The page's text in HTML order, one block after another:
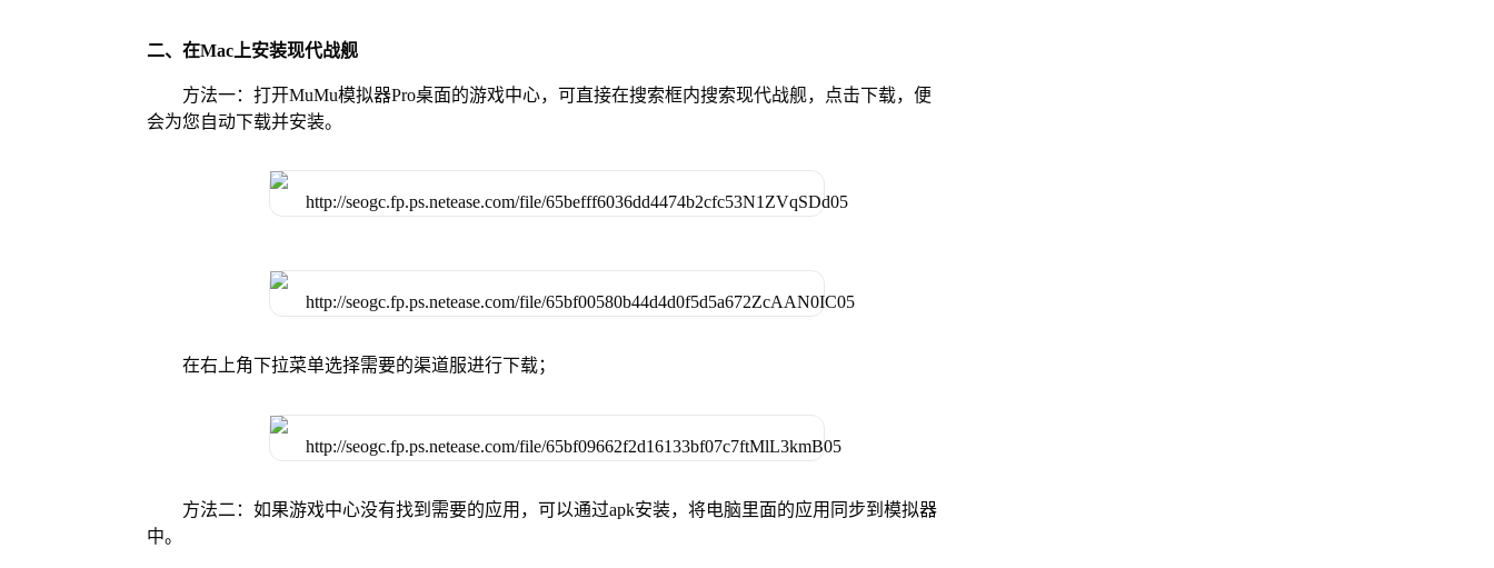
二、在Mac上安装现代战舰
方法一：打开MuMu模拟器Pro桌面的游戏中心，可直接在搜索框内搜索现代战舰，点击下载，便
会为您自动下载并安装。
在右上角下拉菜单选择需要的渠道服进行下载；
方法二：如果游戏中心没有找到需要的应用，可以通过apk安装，将电脑里面的应用同步到模拟器
中。